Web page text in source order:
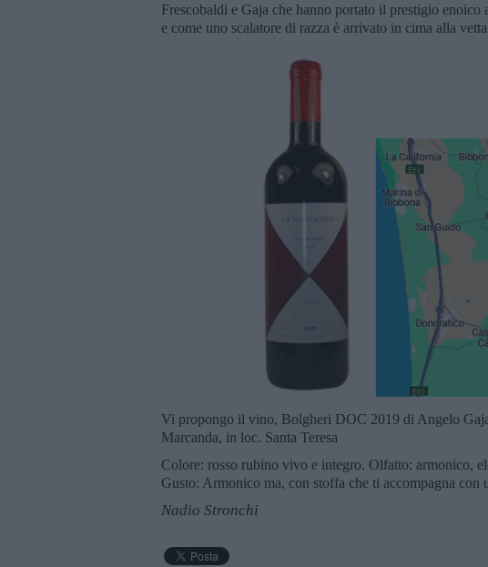
Frescobaldi e Gaja che hanno portato il prestigio
e come uno scalatore di razza è arrivato in cima alla
Vi propongo il vino, Bolgheri DOC 2019 di Angelo
Marcanda, in loc. Santa Teresa
Colore: rosso rubino vivo e integro. Olfatto: armonico,
Gusto: Armonico ma, con stoffa che ti accompagna con
Nadio Stronchi